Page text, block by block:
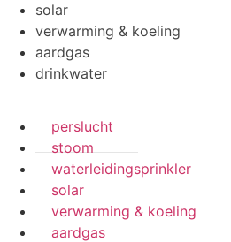
solar
verwarming & koeling
aardgas
drinkwater
perslucht
stoom
waterleidingsprinkler
solar
verwarming & koeling
aardgas